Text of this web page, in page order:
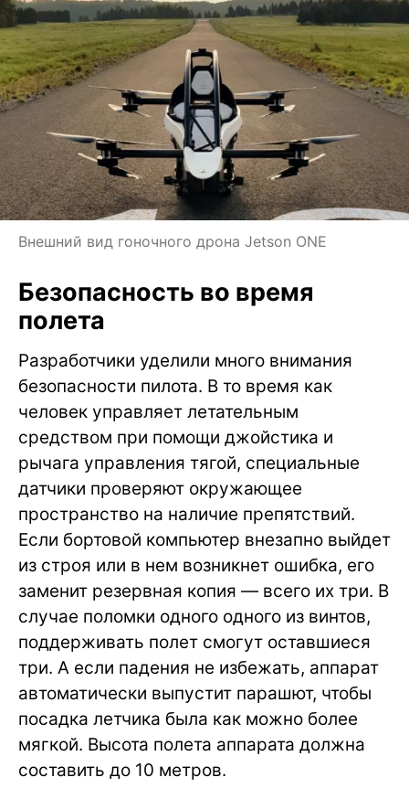
Внешний вид гоночного дрона Jetson ONE
Безопасность во время
полета
Разработчики уделили много внимания
безопасности пилота. В то время как
человек управляет летательным
средством при помощи джойстика и
рычага управления тягой, специальные
датчики проверяют окружающее
пространство на наличие препятствий.
Если бортовой компьютер внезапно выйдет
из строя или в нем возникнет ошибка, его
заменит резервная копия — всего их три. В
случае поломки одного одного из винтов,
поддерживать полет смогут оставшиеся
три. А если падения не избежать, аппарат
автоматически выпустит парашют, чтобы
посадка летчика была как можно более
мягкой. Высота полета аппарата должна
составить до 10 метров.